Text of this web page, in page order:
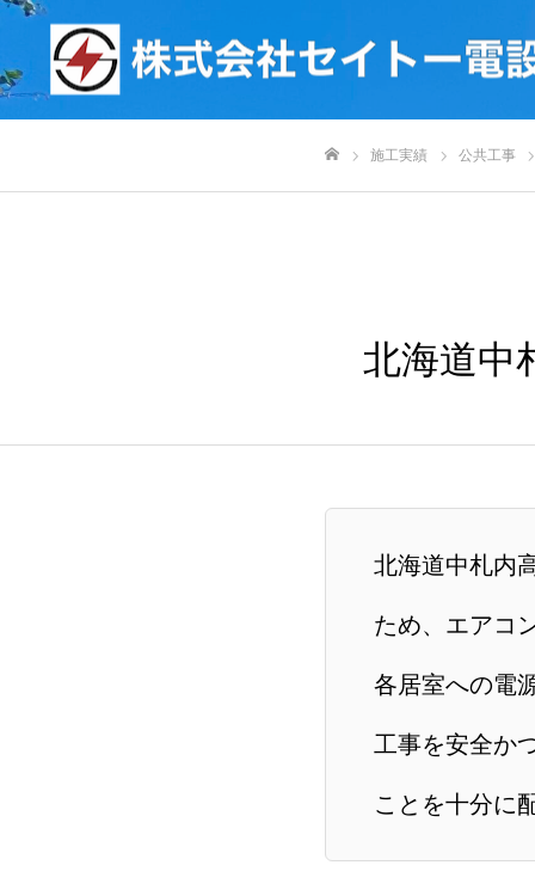
施工実績 公共工事
北海道中
北海道中札内
ため、エアコ
各居室への電
工事を安全か
ことを十分に